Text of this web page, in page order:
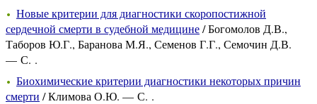
Новые критерии для диагностики скоропостижной
сердечной смерти в судебной медицине/ Богомолов Д.В.,
Таборов Ю.Г., Баранова М.Я., Семенов Г.Г., Семочин Д.В.
— С. .
Биохимические критерии диагностики некоторых причин
смерти / Климова О.Ю. — С. .